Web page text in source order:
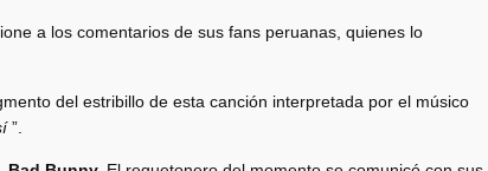
a los comentarios de sus fans peruanas, quienes lo
del estribillo de esta canción interpretada por el músico
”.